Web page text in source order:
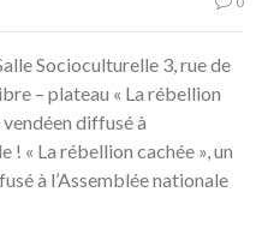
Socioculturelle 3, rue de
– plateau « La rébellion
diffusé à
! « La rébellion cachée », un
à l’Assemblée nationale